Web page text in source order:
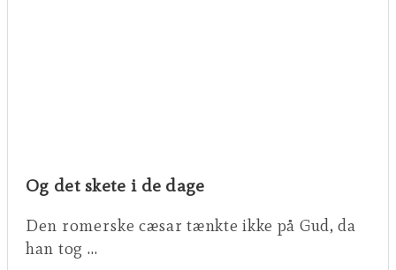
Og det skete i de dage
Den romerske cæsar tænkte ikke på Gud, da
han tog …